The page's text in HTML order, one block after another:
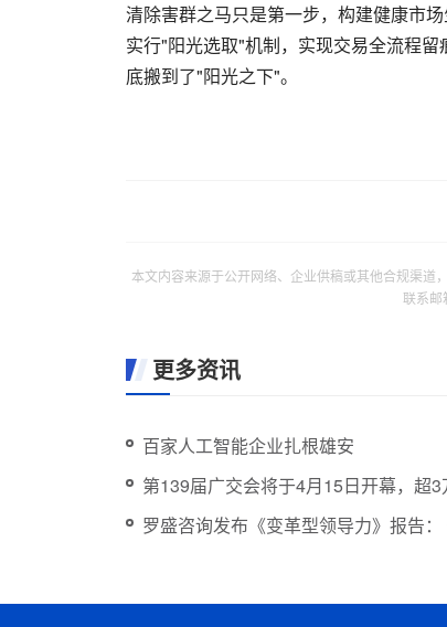
清除害群之马只是第一步，构建健康市
实行"阳光选取"机制，实现交易全流程
底搬到了"阳光之下"。
本文内容来源于公开网络、企业供稿或其他合规渠道
联系邮
更多资讯
百家人工智能企业扎根雄安
第139届广交会将于4月15日开幕，超
罗盛咨询发布《变革型领导力》报告